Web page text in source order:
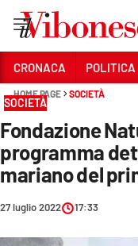
Sezioni
CRONACA
POLITICA
CRONACA POLITICA
HOME PAGE SOCIETÀ
SOCIETÀ
Fondazione
programma
mariano del
27 luglio 2022 17:33